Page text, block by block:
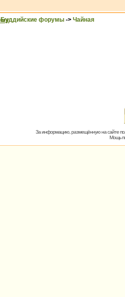
Буддийские форумы -> Чайная
За информацию, размещённую на сайте
Мощь